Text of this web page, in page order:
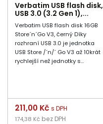
Verbatim USB flash disk,
USB 3.0 (3.2 Gen 1),...
Verbatim USB flash disk 16GB
Store´n´Go V3, černý Díky
rozhraní USB 3.0 je jednotka
USB Store /´n/´ Go V3 až 10krát
rychlejší než jednotky s...
Cena
211,00 Kč s DPH
174,38 Kč bez DPH